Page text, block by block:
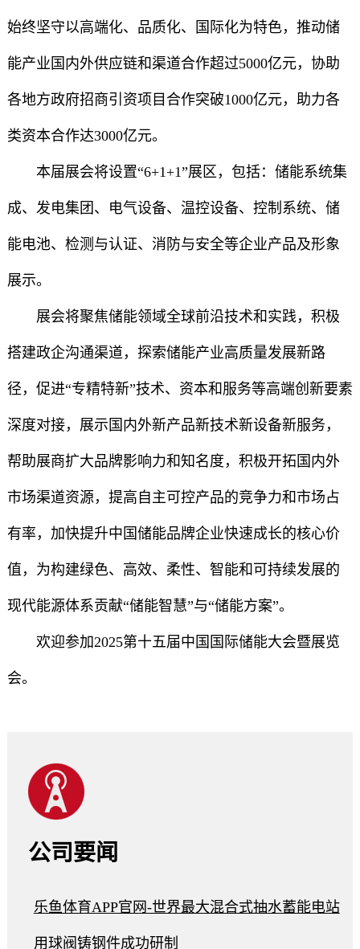
始终坚守以高端化、品质化、国际化为特色，推动储
能产业国内外供应链和渠道合作超过5000亿元，协助
各地方政府招商引资项目合作突破1000亿元，助力各
类资本合作达3000亿元。
本届展会将设置“6+1+1”展区，包括：储能系统集
成、发电集团、电气设备、温控设备、控制系统、储
能电池、检测与认证、消防与安全等企业产品及形象
展示。
展会将聚焦储能领域全球前沿技术和实践，积极
搭建政企沟通渠道，探索储能产业高质量发展新路
径，促进“专精特新”技术、资本和服务等高端创新要素
深度对接，展示国内外新产品新技术新设备新服务，
帮助展商扩大品牌影响力和知名度，积极开拓国内外
市场渠道资源，提高自主可控产品的竞争力和市场占
有率，加快提升中国储能品牌企业快速成长的核心价
值，为构建绿色、高效、柔性、智能和可持续发展的
现代能源体系贡献“储能智慧”与“储能方案”。
欢迎参加2025第十五届中国国际储能大会暨展览
会。
公司要闻
乐鱼体育APP官网-世界最大混合式抽水蓄能电站
用球阀铸钢件成功研制